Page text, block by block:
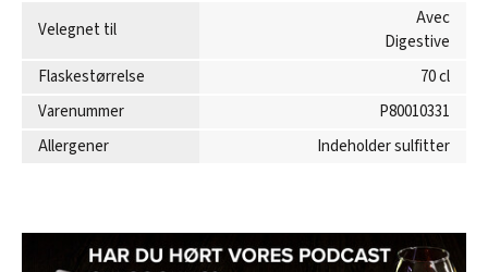
Velegnet til
Avec
Digestive
Flaskestørrelse
70 cl
Varenummer
P80010331
Allergener
Indeholder sulfitter